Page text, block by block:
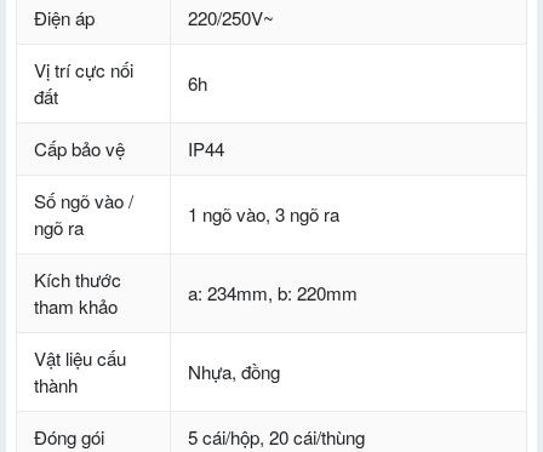
Điện áp 220/250V~
Vị trí cực nối
đất
6h
Cấp bảo vệ IP44
Số ngõ vào /
ngõ ra
1 ngõ vào, 3 ngõ ra
Kích thước
tham khảo
a: 234mm, b: 220mm
Vật liệu cấu
thành
Nhựa, đồng
Đóng gói 5 cái/hộp, 20 cái/thùng